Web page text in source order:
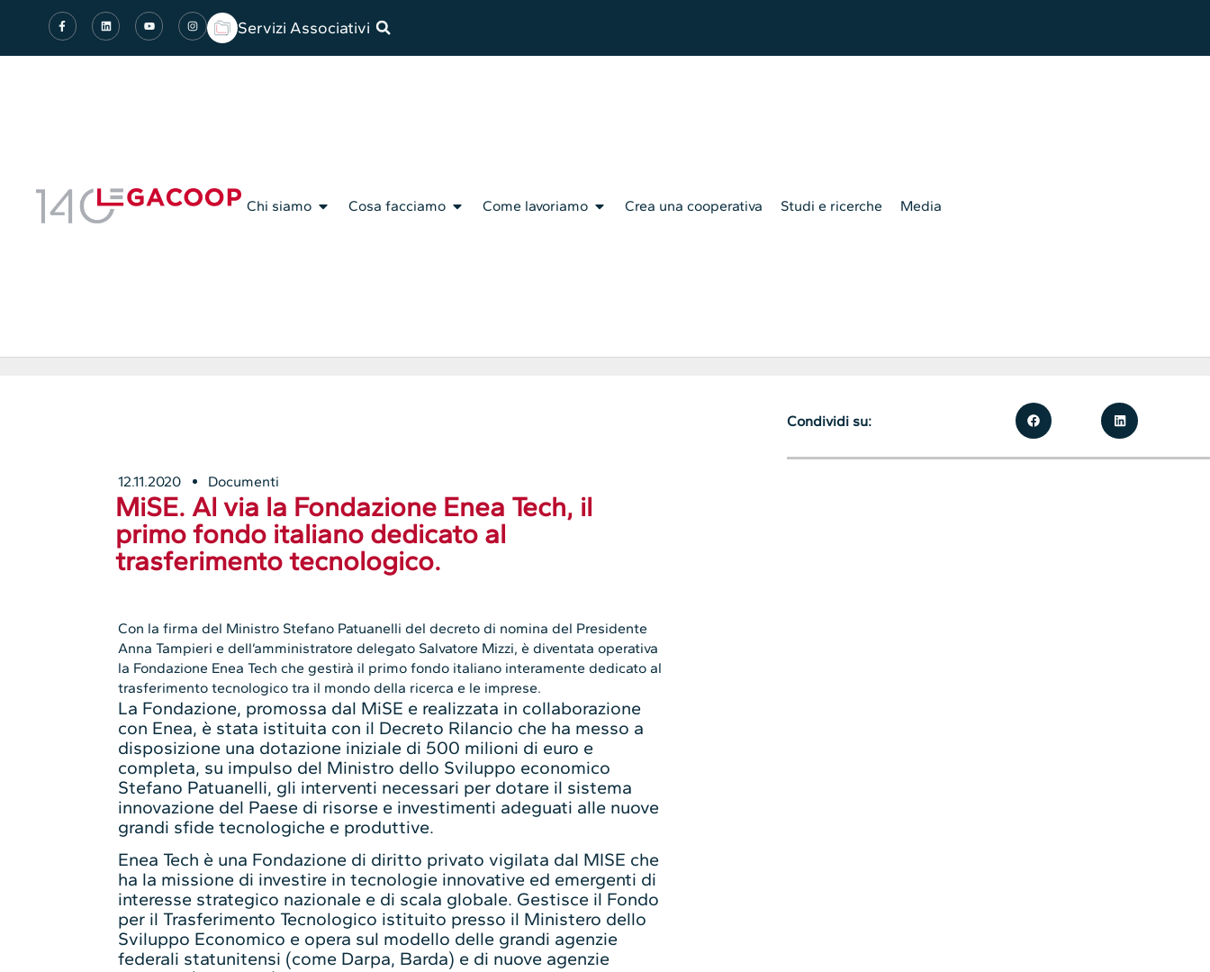
Servizi Associativi
Chi siamo Cosa facciamo Come lavoriamo Crea una cooperativa Studi e ricerche Media
12.11.2020 Documenti
MiSE. Al via la Fondazione Enea Tech, il
primo fondo italiano dedicato al
trasferimento tecnologico.
Con la firma del Ministro Stefano Patuanelli del decreto di nomina del Presidente
Anna Tampieri e dell’amministratore delegato Salvatore Mizzi, è diventata operativa
la Fondazione Enea Tech che gestirà il primo fondo italiano interamente dedicato al
trasferimento tecnologico tra il mondo della ricerca e le imprese.
La Fondazione, promossa dal MiSE e realizzata in collaborazione
con Enea, è stata istituita con il Decreto Rilancio che ha messo a
disposizione una dotazione iniziale di 500 milioni di euro e
completa, su impulso del Ministro dello Sviluppo economico
Stefano Patuanelli, gli interventi necessari per dotare il sistema
innovazione del Paese di risorse e investimenti adeguati alle nuove
grandi sfide tecnologiche e produttive.
Enea Tech è una Fondazione di diritto privato vigilata dal MISE che
ha la missione di investire in tecnologie innovative ed emergenti di
interesse strategico nazionale e di scala globale. Gestisce il Fondo
per il Trasferimento Tecnologico istituito presso il Ministero dello
Sviluppo Economico e opera sul modello delle grandi agenzie
federali statunitensi (come Darpa, Barda) e di nuove agenzie
Condividi su: